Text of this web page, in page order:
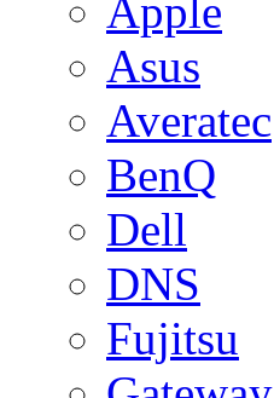
Apple
Asus
Averatec
BenQ
Dell
DNS
Fujitsu